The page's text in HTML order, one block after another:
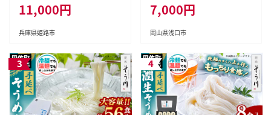
答 贈答品 揖保の糸 兵庫 兵庫県
姫路市
11,000円
兵庫県姫路市
以内に出荷予定(土日祝除く)》
岡山県 浅口市 送料無料 ソウメ
ン 麺 手のべ てのべ にゅうめん--
men---
7,000円
岡山県浅口市